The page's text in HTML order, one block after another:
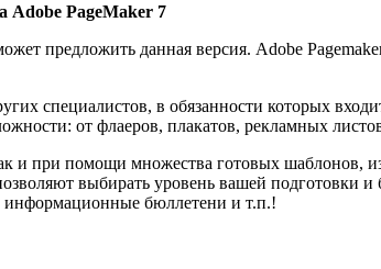
Adobe PageMaker 7
предложить данная версия. Adobe
специалистов, в обязанности которых
от флаеров, плакатов, рекламных
и при помощи множества готовых
выбирать уровень вашей подготовки
бюллетени и т.п.!